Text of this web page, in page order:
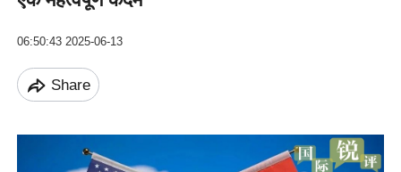
06:50:43 2025-06-13
Share